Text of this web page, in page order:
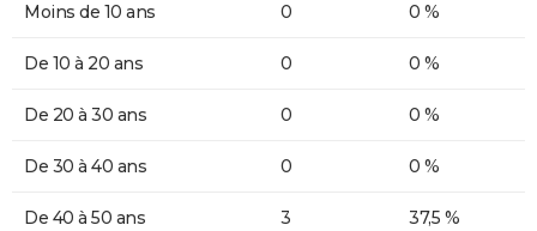
Moins de 10 ans 0 0 %
De 10 à 20 ans 0 0 %
De 20 à 30 ans 0 0 %
De 30 à 40 ans 0 0 %
De 40 à 50 ans 3 37,5 %